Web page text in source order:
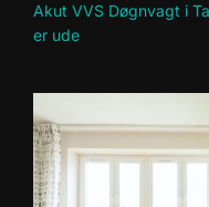
Akut VVS Døgnvagt i
er ude